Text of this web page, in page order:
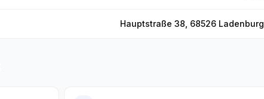
Hauptstraße 38, 68526 Ladenburg